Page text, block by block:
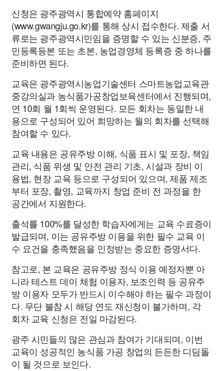
신청은 광주광역시 통합예약 홈페이지
(www.gwangju.go.kr)를 통해 상시 접수한다. 제출 서
류로는 광주광역시민임을 증명할 수 있는 신분증, 주
민등록등본 또는 초본, 농업경영체 등록증 중 하나를
준비하면 된다.
교육은 광주광역시농업기술센터 스마트농업교육관
중강의실과 농식품가공창업보육센터에서 진행되며,
연 10회 월 1회씩 운영된다. 모든 회차는 동일한 내
용으로 구성되어 있어 희망하는 월의 회차를 선택해
참여할 수 있다.
교육 내용은 공유주방 이해, 식품 표시 및 포장, 책임
관리, 식품 위생 및 안전 관리 기초, 시설과 장비 이
용법, 현장 교육 등으로 구성되어 있으며, 제품 제조
부터 포장, 촬영, 교육까지 창업 준비 전 과정을 한
공간에서 지원한다.
출석률 100%를 달성한 학습자에게는 교육 수료증이
발급되며, 이는 공유주방 이용을 위한 필수 교육 이
수 요건을 충족했음을 인정받는 중요한 증명서다.
참고로, 본 교육은 공유주방 정식 이용 예정자뿐 아
니라 테스트 데이 체험 이용자, 보조인력 등 공유주
방 이용자 모두가 반드시 이수해야 하는 필수 과정이
다. 무단 불참 시 해당 연도 재신청이 불가하며, 각
회차 교육 신청은 전일 마감된다.
광주 시민들의 많은 관심과 참여가 기대되며, 이번
교육이 성공적인 농식품 가공 창업의 든든한 디딤돌
이 될 것으로 보인다.